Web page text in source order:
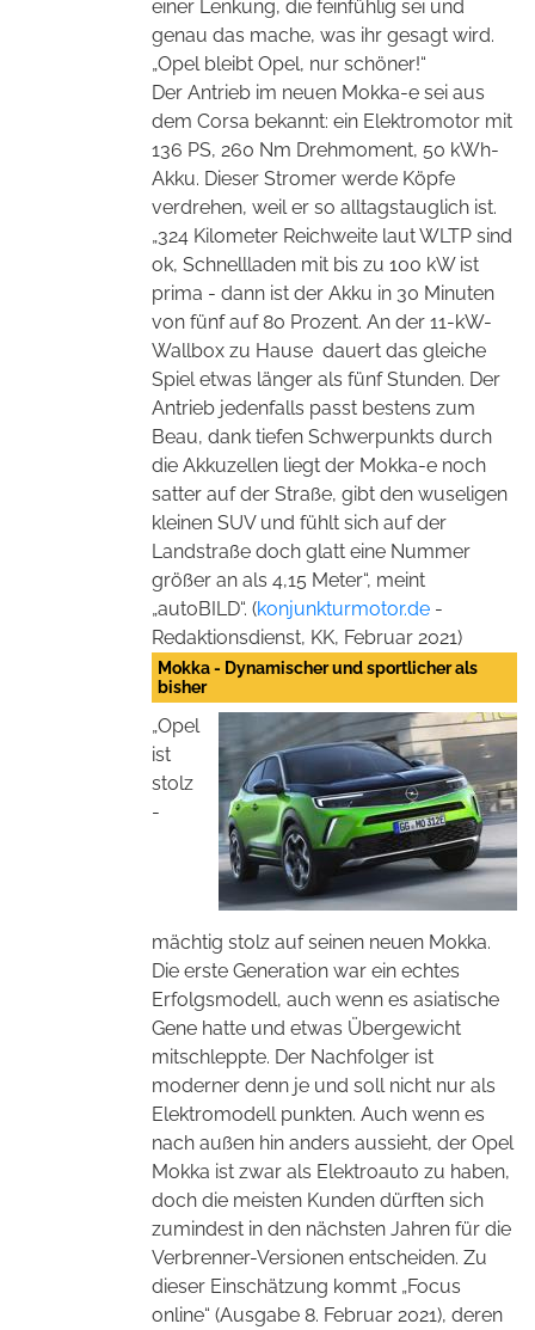
einer Lenkung, die feinfühlig sei und
genau das mache, was ihr gesagt wird.
„Opel bleibt Opel, nur schöner!“
Der Antrieb im neuen Mokka-e sei aus
dem Corsa bekannt: ein Elektromotor mit
136 PS, 260 Nm Drehmoment, 50 kWh-
Akku. Dieser Stromer werde Köpfe
verdrehen, weil er so alltagstauglich ist.
„324 Kilometer Reichweite laut WLTP sind
ok, Schnellladen mit bis zu 100 kW ist
prima - dann ist der Akku in 30 Minuten
von fünf auf 80 Prozent. An der 11-kW-
Wallbox zu Hause dauert das gleiche
Spiel etwas länger als fünf Stunden. Der
Antrieb jedenfalls passt bestens zum
Beau, dank tiefen Schwerpunkts durch
die Akkuzellen liegt der Mokka-e noch
satter auf der Straße, gibt den wuseligen
kleinen SUV und fühlt sich auf der
Landstraße doch glatt eine Nummer
größer an als 4,15 Meter“, meint
„autoBILD“. (konjunkturmotor.de -
Redaktionsdienst, KK, Februar 2021)
Mokka - Dynamischer und sportlicher als
bisher
„Opel
ist
stolz
-
mächtig stolz auf seinen neuen Mokka.
Die erste Generation war ein echtes
Erfolgsmodell, auch wenn es asiatische
Gene hatte und etwas Übergewicht
mitschleppte. Der Nachfolger ist
moderner denn je und soll nicht nur als
Elektromodell punkten. Auch wenn es
nach außen hin anders aussieht, der Opel
Mokka ist zwar als Elektroauto zu haben,
doch die meisten Kunden dürften sich
zumindest in den nächsten Jahren für die
Verbrenner-Versionen entscheiden. Zu
dieser Einschätzung kommt „Focus
online“ (Ausgabe 8. Februar 2021), deren